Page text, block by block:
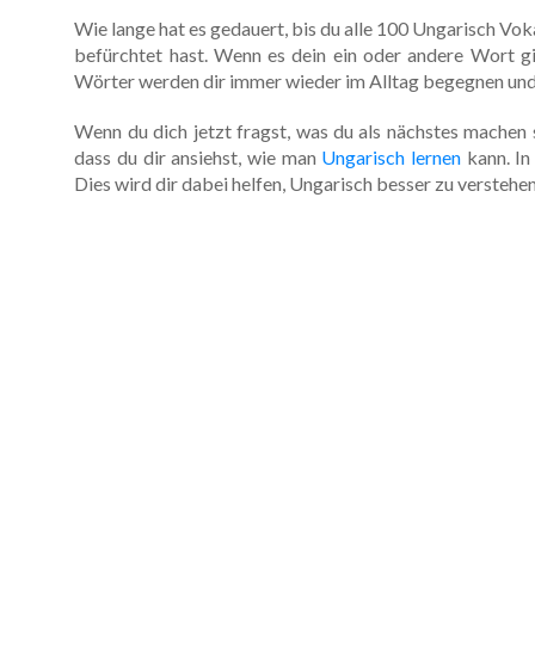
Wie lange hat es gedauert, bis du alle 100 Ungarisch
befürchtet hast. Wenn es dein ein oder andere Wort
Wörter werden dir immer wieder im Alltag begegnen
Wenn du dich jetzt fragst, was du als nächstes
dass du dir ansiehst, wie man Ungarisch lernenkann. In
Dies wird dir dabei helfen, Ungarisch besser zu